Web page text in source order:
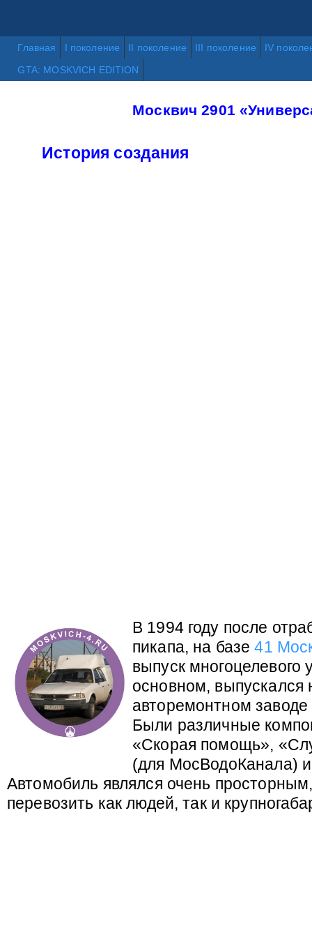
Главная I поколение II поколение III поколение
IV
GTA: MOSKVICH EDITION
Москвич 2901
История создания
В 1994 году после
пикапа, на базе41
выпуск многоцелевого
основном, выпускался
авторемонтном
Были различные
«Скорая помощь»,
(для МосВодоКанала) и
Автомобиль являлся очень
перевозить как людей, так и